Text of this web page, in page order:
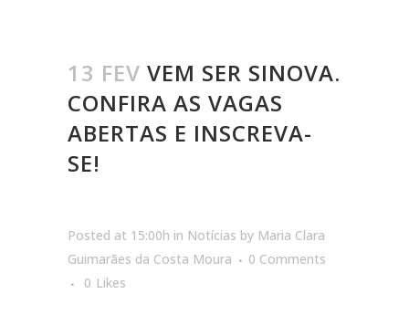
13 FEV VEM SER SINOVA.
CONFIRA AS VAGAS
ABERTAS E INSCREVA-
SE!
Posted at 15:00h in Notícias by Maria Clara
Guimarães da Costa Moura
0 Comments
0 Likes